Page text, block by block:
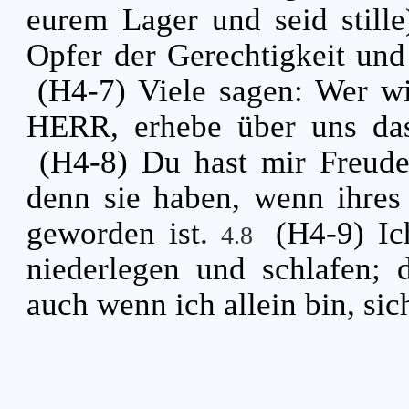
eurem Lager und seid
Opfer der Gerechtigkeit
(H4-7) Viele sagen: Wer
HERR, erhebe über uns
(H4-8) Du hast mir
denn sie haben, wenn
geworden ist.4.8
(H4-9)
niederlegen und schlafen;
auch wenn ich allein bin,